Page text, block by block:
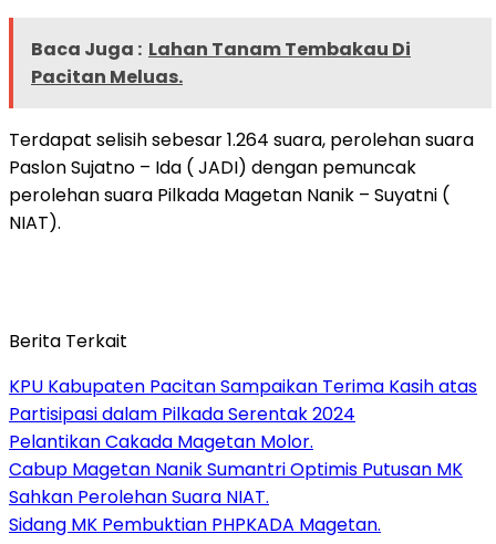
Baca Juga : Lahan Tanam Tembakau Di
Pacitan Meluas.
Terdapat selisih sebesar 1.264 suara, perolehan suara
Paslon Sujatno – Ida ( JADI) dengan pemuncak
perolehan suara Pilkada Magetan Nanik – Suyatni (
NIAT).
Berita Terkait
KPU Kabupaten Pacitan Sampaikan Terima Kasih atas
Partisipasi dalam Pilkada Serentak 2024
Pelantikan Cakada Magetan Molor.
Cabup Magetan Nanik Sumantri Optimis Putusan MK
Sahkan Perolehan Suara NIAT.
Sidang MK Pembuktian PHPKADA Magetan.